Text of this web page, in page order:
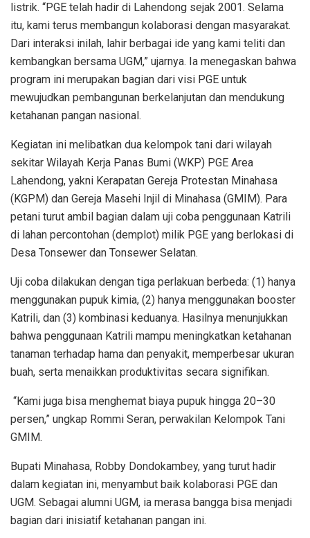
listrik. “PGE telah hadir di Lahendong sejak 2001. Selama
itu, kami terus membangun kolaborasi dengan masyarakat.
Dari interaksi inilah, lahir berbagai ide yang kami teliti dan
kembangkan bersama UGM,” ujarnya. Ia menegaskan bahwa
program ini merupakan bagian dari visi PGE untuk
mewujudkan pembangunan berkelanjutan dan mendukung
ketahanan pangan nasional.
Kegiatan ini melibatkan dua kelompok tani dari wilayah
sekitar Wilayah Kerja Panas Bumi (WKP) PGE Area
Lahendong, yakni Kerapatan Gereja Protestan Minahasa
(KGPM) dan Gereja Masehi Injil di Minahasa (GMIM). Para
petani turut ambil bagian dalam uji coba penggunaan Katrili
di lahan percontohan (demplot) milik PGE yang berlokasi di
Desa Tonsewer dan Tonsewer Selatan.
Uji coba dilakukan dengan tiga perlakuan berbeda: (1) hanya
menggunakan pupuk kimia, (2) hanya menggunakan booster
Katrili, dan (3) kombinasi keduanya. Hasilnya menunjukkan
bahwa penggunaan Katrili mampu meningkatkan ketahanan
tanaman terhadap hama dan penyakit, memperbesar ukuran
buah, serta menaikkan produktivitas secara signifikan.
“Kami juga bisa menghemat biaya pupuk hingga 20–30
persen,” ungkap Rommi Seran, perwakilan Kelompok Tani
GMIM.
Bupati Minahasa, Robby Dondokambey, yang turut hadir
dalam kegiatan ini, menyambut baik kolaborasi PGE dan
UGM. Sebagai alumni UGM, ia merasa bangga bisa menjadi
bagian dari inisiatif ketahanan pangan ini.